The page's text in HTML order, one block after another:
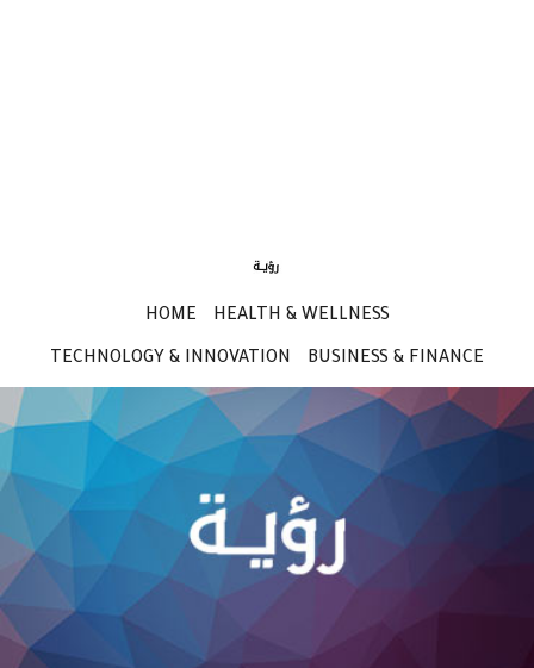
HOME HEALTH & WELLNESS
TECHNOLOGY & INNOVATION BUSINESS & FINANCE